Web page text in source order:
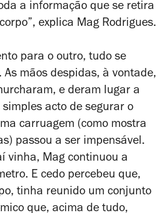
a informação que se retira
explica Mag Rodrigues.
para o outro, tudo se
mãos despidas, à vontade,
e deram lugar a
acto de segurar o
carruagem (como mostra
passou a ser impensável.
vinha, Mag continuou a
E cedo percebeu que,
tinha reunido um conjunto
que, acima de tudo,